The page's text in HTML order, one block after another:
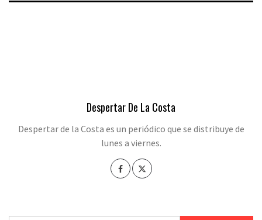
Despertar De La Costa
Despertar de la Costa es un periódico que se distribuye de
lunes a viernes.